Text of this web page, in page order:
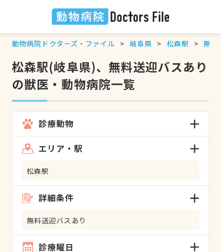
動物病院ドクターズ・ファイル 岐阜県 松森駅 無料
松森駅(岐阜県)、無料送迎バスあり
の獣医・動物病院一覧
診療動物
エリア・駅
松森駅
詳細条件
無料送迎バスあり
診療曜日